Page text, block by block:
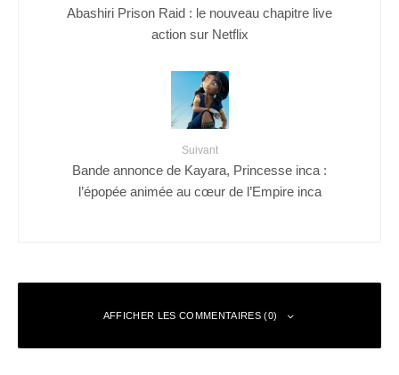
Abashiri Prison Raid : le nouveau chapitre live
action sur Netflix
Suivant
Bande annonce de Kayara, Princesse inca :
l’épopée animée au cœur de l’Empire inca
AFFICHER LES COMMENTAIRES (0)